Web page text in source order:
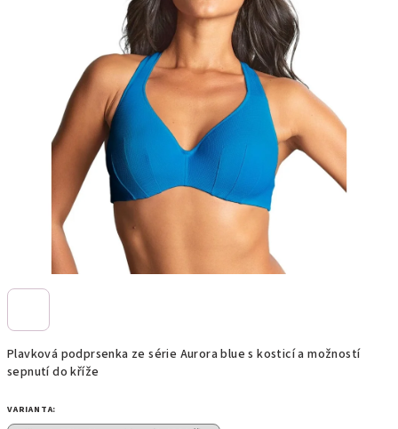
Plavková podprsenka ze série Aurora blue s kosticí a možností
sepnutí do kříže
VARIANTA: